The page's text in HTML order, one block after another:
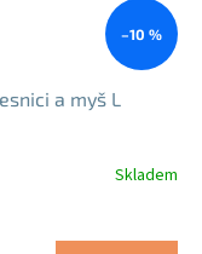
–10 %
a myš L
Skladem